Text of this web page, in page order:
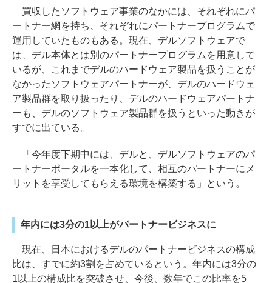
買収したソフトウェア事業のなかには、それぞれにパ
ートナー網を持ち、それぞれにパートナープログラムで
運用していたものもある。現在、デルソフトウェアで
は、デル本体とは別のパートナープログラムを用意して
いるが、これまでデルのハードウェア製品を扱うことが
なかったソフトウェアパートナーが、デルのハードウェ
ア製品群を取り扱ったり、デルのハードウェアパートナ
ーも、デルのソフトウェア製品群を扱うといった動きが
すでに出ている。
「今年度下期中には、デルと、デルソフトウェアのパ
ートナーポータルを一本化して、相互のパートナーにメ
リットを享受してもらえる環境を構築する」という。
年内には3分の1以上がパートナービジネスに
現在、日本におけるデルのパートナービジネスの構成
比は、すでに約3割を占めているという。年内には3分の
1以上の構成比を突破させ、今後、数年でこの比率を5